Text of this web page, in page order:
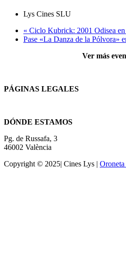
Lys Cines SLU
« Ciclo Kubrick: 2001 Odisea
Pase «La Danza de la Pólvora»
Ver más
PÁGINAS LEGALES
DÓNDE ESTAMOS
Pg. de Russafa, 3
46002 València
Copyright © 2025| Cines Lys | Oroneta